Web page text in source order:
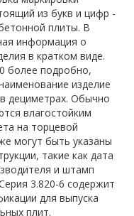
из букв и цифр -
плиты. В
информация о
в кратком виде.
более подробно,
изделие
дециметрах. Обычно
влагостойким
на торцевой
могут быть указаны
такие как дата
и штамп
3.820-6 содержит
для выпуска
плит.